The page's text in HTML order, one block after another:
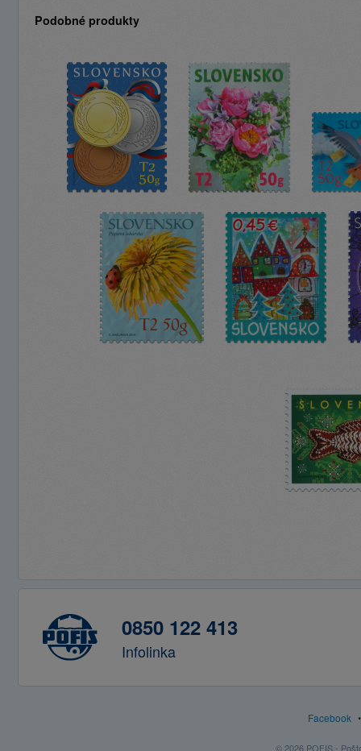
Podobné produkty
0850 122 413
Infolinka
Facebook
© 2026 POFIS -